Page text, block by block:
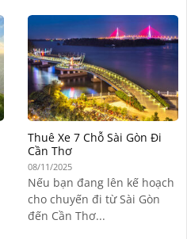
Thuê Xe 7 Chỗ Sài Gòn Đi
Cần Thơ
08/11/2025
Nếu bạn đang lên kế hoạch
cho chuyến đi từ Sài Gòn
đến Cần Thơ...